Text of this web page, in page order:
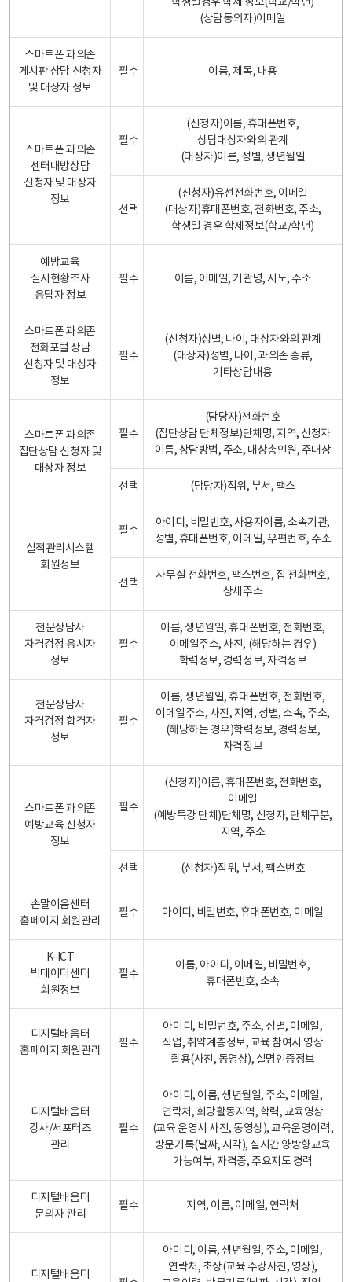
학생일경우 학제 정보(학교/학년)
(상담동의자)이메일
스마트폰 과의존
게시판 상담 신청자
및 대상자 정보
필수 이름, 제목, 내용
스마트폰 과의존
센터내방상담
신청자 및 대상자
정보
필수
(신청자)이름, 휴대폰번호,
상담대상자와의 관계
(대상자)이른, 성별, 생년월일
선택
(신청자)유선전화번호, 이메일
(대상자)휴대폰번호, 전화번호, 주소,
학생일 경우 학제정보(학교/학년)
예방교육
실시현황조사
응답자 정보
필수 이름, 이메일, 기관명, 시도, 주소
스마트폰 과의존
전화포털 상담
신청자 및 대상자
정보
필수
(신청자)성별, 나이, 대상자와의 관계
(대상자)성별, 나이, 과의존 종류,
기타상담내용
스마트폰 과의존
집단상담 신청자 및
대상자 정보
필수
(담당자)전화번호
(집단상담 단체정보)단체명, 지역, 신청자
이름, 상담방법, 주소, 대상총인원, 주대상
선택 (담당자)직위, 부서, 팩스
실적관리시스템
회원정보
필수
아이디, 비밀번호, 사용자이름, 소속기관,
성별, 휴대폰번호, 이메일, 우편번호, 주소
선택
사무실 전화번호, 팩스번호, 집 전화번호,
상세주소
전문상담사
자격검정 응시자
정보
필수
이름, 생년월일, 휴대폰번호, 전화번호,
이메일주소, 사진, (해당하는 경우)
학력정보, 경력정보, 자격정보
전문상담사
자격검정 합격자
정보
필수
이름, 생년월일, 휴대폰번호, 전화번호,
이메일주소, 사진, 지역, 성별, 소속, 주소,
(해당하는 경우)학력정보, 경력정보,
자격정보
스마트폰 과의존
예방교육 신청자
정보
필수
(신청자)이름, 휴대폰번호, 전화번호,
이메일
(예방특강 단체)단체명, 신청자, 단체구분,
지역, 주소
선택 (신청자)직위, 부서, 팩스번호
손말이음센터
홈페이지 회원관리
필수 아이디, 비밀번호, 휴대폰번호, 이메일
K-ICT
빅데이터센터
회원정보
필수
이름, 아이디, 이메일, 비밀번호,
휴대폰번호, 소속
디지털배움터
홈페이지 회원관리
필수
아이디, 비밀번호, 주소, 성별, 이메일,
직업, 취약계층정보, 교육 참여시 영상
촬용(사진, 동영상), 실명인증정보
디지털배움터
강사/서포터즈
관리
필수
아이디, 이름, 생년월일, 주소, 이메일,
연락처, 희망활동지역, 학력, 교육영상
(교육 운영시 사진, 동영상), 교육운영이력,
방문기록(날짜, 시각), 실시간 양방향교육
가능여부, 자격증, 주요지도 경력
디지털배움터
문의자 관리
필수 지역, 이름, 이메일, 연락처
디지털배움터
아이디, 이름, 생년월일, 주소, 이메일,
연락처, 초상(교육 수강사진, 영상),